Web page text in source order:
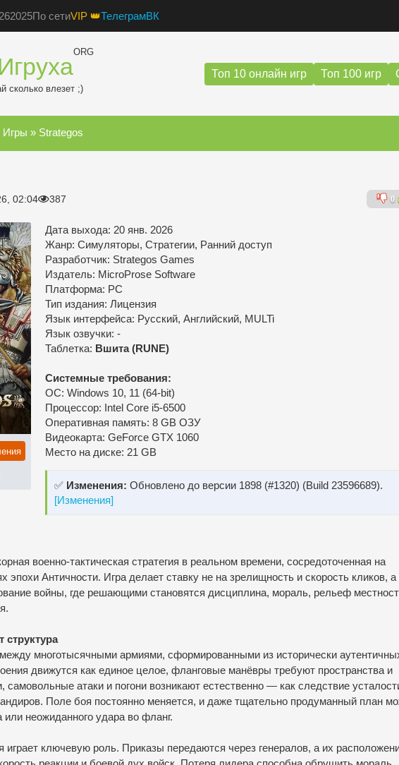
2025По сетиVIP 👑ТелеграмВК
ORG
сколько влезет ;)
Топ 10 онлайн игр Топ 100 игр
Игры » Strategos
02:04 387 0
Дата выхода: 20 янв. 2026
Жанр: Симуляторы, Стратегии, Ранний доступ
Разработчик: Strategos Games
Издатель: MicroProse Software
Платформа: PC
Тип издания: Лицензия
Язык интерфейса: Русский, Английский, MULTi
Язык озвучки: -
Таблетка: Вшита (RUNE)
Системные требования:
ОС: Windows 10, 11 (64-bit)
Процессор: Intel Core i5-6500
Оперативная память: 8 GB ОЗУ
Видеокарта: GeForce GTX 1060
Место на диске: 21 GB
✅ Изменения: Обновлено до версии 1898 (#1320) (Build 23596689).
[Изменения]
военно-тактическая стратегия в реальном времени, сосредоточенная на
эпохи Античности. Игра делает ставку не на зрелищность и скорость кликов, а
войны, где решающими становятся дисциплина, мораль, рельеф
структура
многотысячными армиями, сформированными из исторически
движутся как единое целое, фланговые манёвры требуют пространства и
самовольные атаки и погони возникают естественно — как следствие
Поле боя постоянно меняется, и даже тщательно продуманный план
или неожиданного удара во фланг.
играет ключевую роль. Приказы передаются через генералов, а их